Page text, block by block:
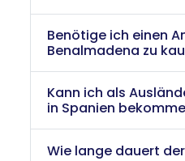
Benötige ich einen
Benalmadena zu
Kann ich als
in Spanien
Wie lange dauert